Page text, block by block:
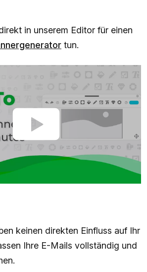
in unserem Editor für einen
tun.
keinen direkten Einfluss auf Ihr
Ihre E-Mails vollständig und